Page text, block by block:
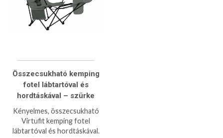
Összecsukható kemping
fotel lábtartóval és
hordtáskával – szürke
Kényelmes, összecsukható
Virtufit kemping fotel
lábtartóval és hordtáskával.